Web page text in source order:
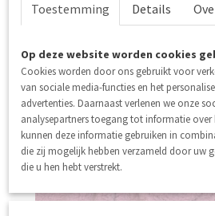
Toestemming Details
Op deze website worden cookies
Cookies worden door ons gebruikt voor
van sociale media-functies en het
advertenties. Daarnaast verlenen we onze
analysepartners toegang tot informatie
kunnen deze informatie gebruiken in
die zij mogelijk hebben verzameld door uw
die u hen hebt verstrekt.